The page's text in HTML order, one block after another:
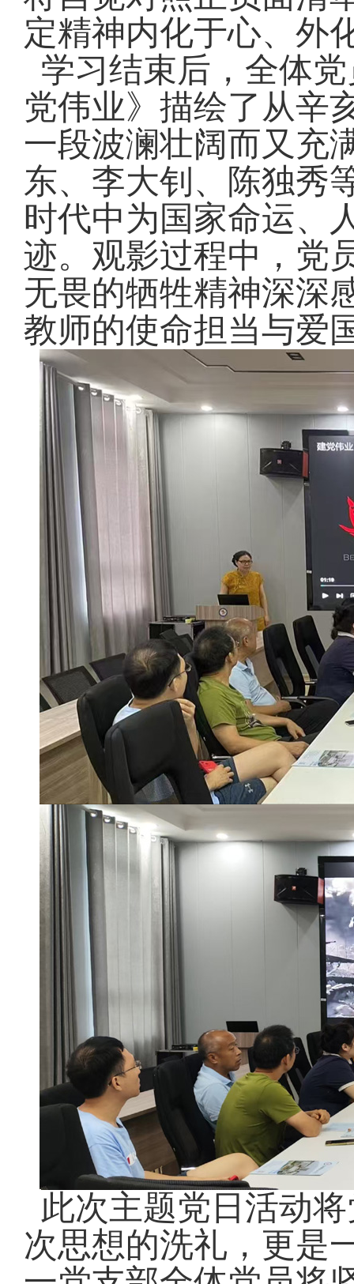
定精神内化于心、外
学习结束后，全体
党伟业》描绘了从辛
一段波澜壮阔而又充
东、李大钊、陈独秀
时代中为国家命运、
迹。观影过程中，党
无畏的牺牲精神深深
教师的使命担当与爱
此次主题党日活动
次思想的洗礼，更是